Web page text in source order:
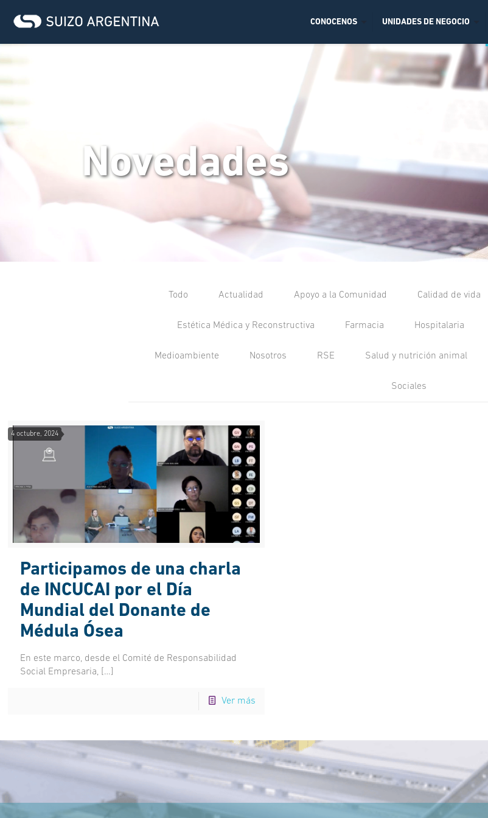
CONOCENOS UNIDADES DE NEGOCIO
Novedades
Todo Actualidad Apoyo a la Comunidad Calidad de vida
Estética Médica y Reconstructiva Farmacia Hospitalaria
Medioambiente Nosotros RSE Salud y nutrición animal
Sociales
4 octubre, 2024
Participamos de una charla
de INCUCAI por el Día
Mundial del Donante de
Médula Ósea
En este marco, desde el Comité de Responsabilidad
Social Empresaria, […]
Ver más